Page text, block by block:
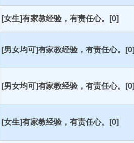
[女生]有家教经验，有责任心。[0]
[男女均可]有家教经验，有责任心。[0]
[男女均可]有家教经验，有责任心。[0]
[女生]有家教经验，有责任心。[0]